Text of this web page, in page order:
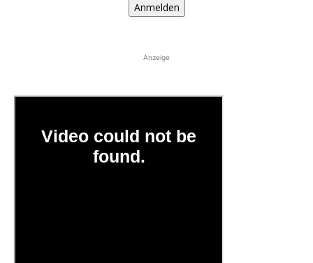
Anmelden
Anzeige